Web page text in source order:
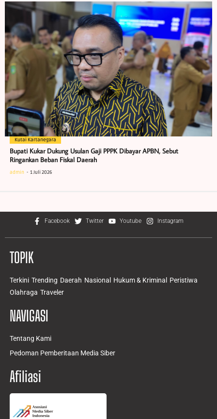
Kutai Kartanegara
Bupati Kukar Dukung Usulan Gaji PPPK Dibayar APBN, Sebut
Ringankan Beban Fiskal Daerah
admin 1 Juli 2026
Facebook Twitter Youtube Instagram
TOPIK
Terkini Trending Daerah Nasional Hukum & Kriminal
Peristiwa
Olahraga Traveler
NAVIGASI
Tentang Kami
Pedoman Pemberitaan Media Siber
Afiliasi